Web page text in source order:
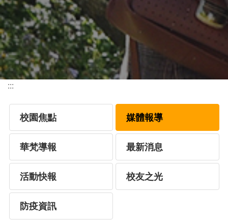
:::
校園焦點 媒體報導
華梵導報 最新消息
活動快報 校友之光
防疫資訊